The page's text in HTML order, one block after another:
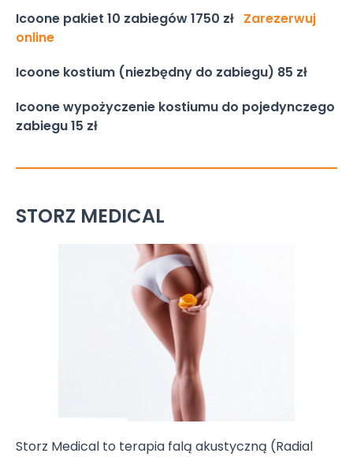
Icoone pakiet 10 zabiegów1750 zł Zarezerwuj
online
Icoone kostium (niezbędny do zabiegu) 85 zł
Icoonewypożyczenie kostiumu do pojedynczego
zabiegu15 zł
STORZ MEDICAL
Storz Medical to terapia falą akustyczną (Radial